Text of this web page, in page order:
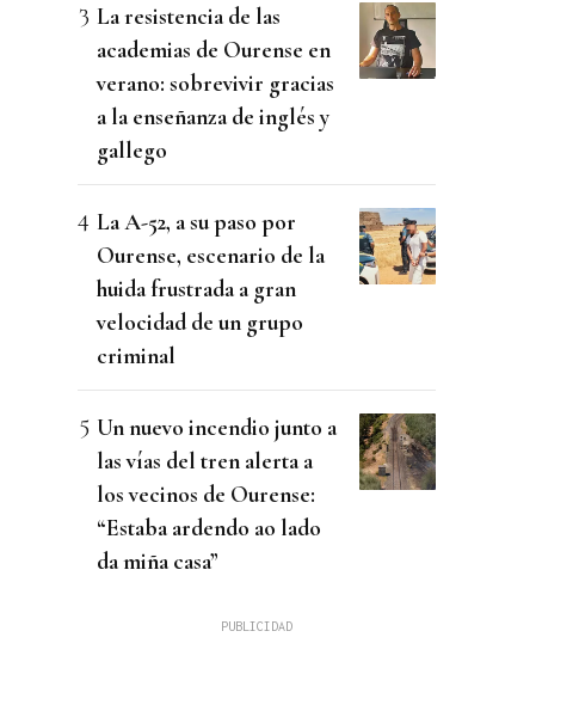
La resistencia de las
academias de Ourense en
verano: sobrevivir gracias
a la enseñanza de inglés y
gallego
La A-52, a su paso por
Ourense, escenario de la
huida frustrada a gran
velocidad de un grupo
criminal
Un nuevo incendio junto a
las vías del tren alerta a
los vecinos de Ourense:
“Estaba ardendo ao lado
da miña casa”